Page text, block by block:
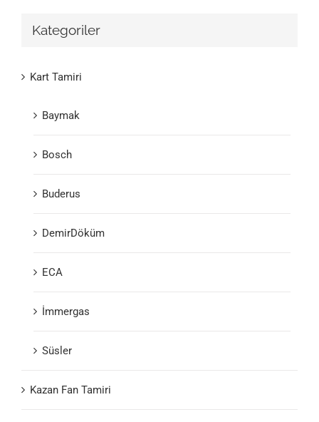
Kategoriler
Kart Tamiri
Baymak
Bosch
Buderus
DemirDöküm
ECA
İmmergas
Süsler
Kazan Fan Tamiri